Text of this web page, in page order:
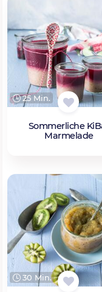
25 Min.
Sommerliche
Marmelade
30 Min.